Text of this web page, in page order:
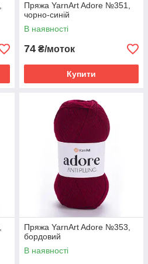
Пряжа YarnArt Adore №351,
чорно-синій
В наявності
74 ₴/моток
Купити
Пряжа YarnArt Adore №353,
бордовий
В наявності